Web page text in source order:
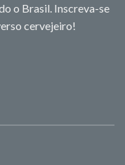
o Brasil. Inscreva-se
cervejeiro!